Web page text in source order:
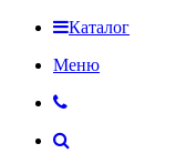
Каталог
Меню